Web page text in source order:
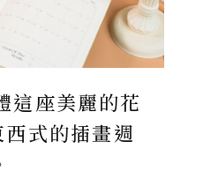
這座美麗的花
式的插畫週